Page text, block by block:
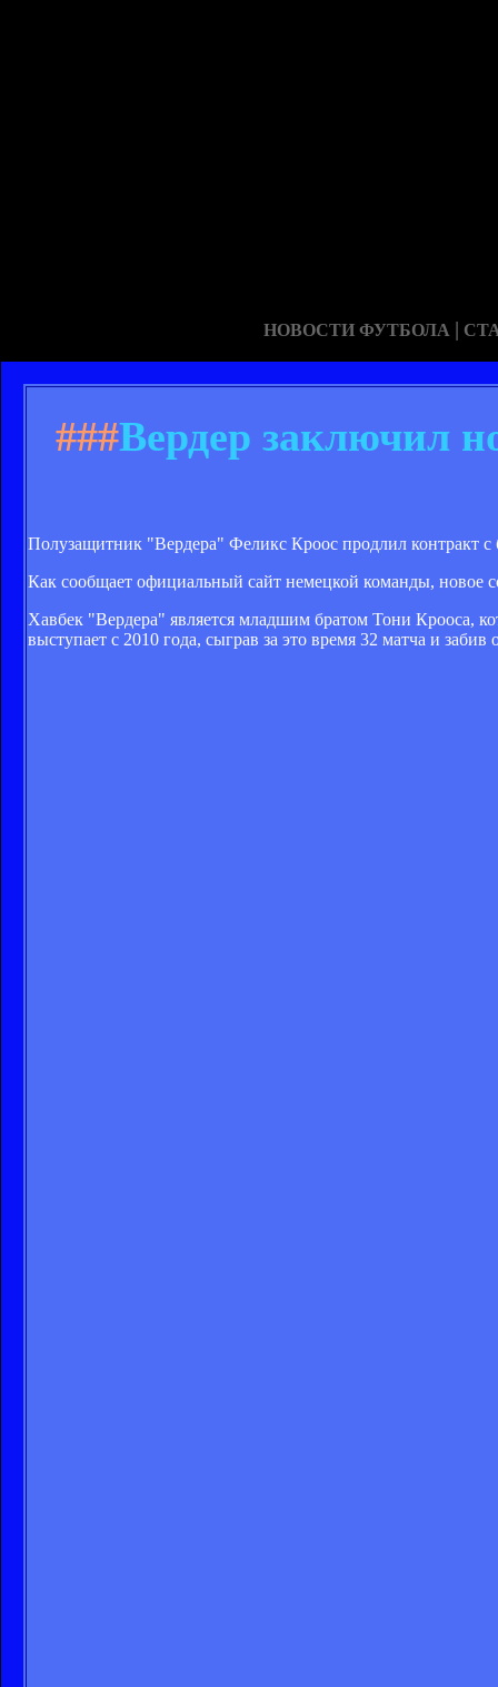
НОВОСТИ ФУТБОЛА |
###Вердер заключил
Полузащитник "Вердера" Феликс Кроос продлил контракт с
Как сообщает официальный сайт немецкой команды, новое
Хавбек "Вердера" является младшим братом Тони Крооса,
выступает с 2010 года, сыграв за это время 32 матча и забив